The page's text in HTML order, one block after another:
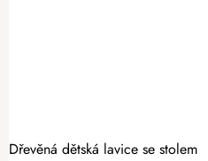
Dřevěná dětská lavice se stolem